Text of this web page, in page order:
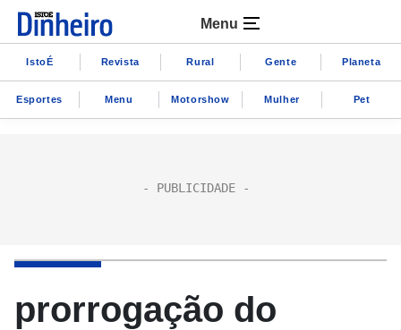
Menu
IstoÉ Revista Rural Gente Planeta
Esportes Menu Motorshow Mulher Pet
prorrogação do